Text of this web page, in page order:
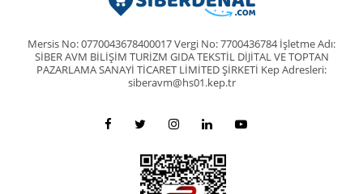
Mersis No: 0770043678400017 Vergi No: 7700436784 İşletme Adı:
SİBER AVM BİLİŞİM TURİZM GIDA TEKSTİL DİJİTAL VE TOPTAN
PAZARLAMA SANAYİ TİCARET LİMİTED ŞİRKETİ Kep Adresleri:
siberavm@hs01.kep.tr